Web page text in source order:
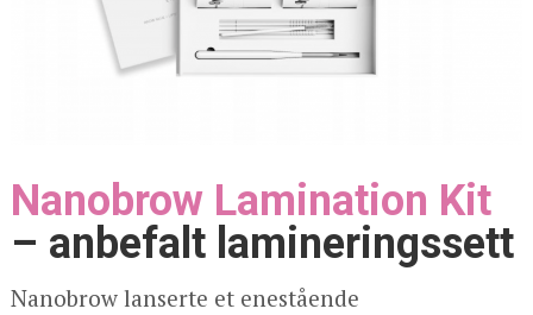
Nanobrow Lamination Kit
– anbefalt lamineringssett
Nanobrow lanserte et enestående